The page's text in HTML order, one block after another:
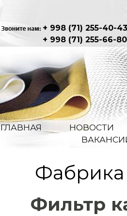
+ 998 (71) 255-40-43
+ 998 (71) 255-66-80
ГЛАВНАЯ
НОВОСТИ
Фабрика
Фильтр